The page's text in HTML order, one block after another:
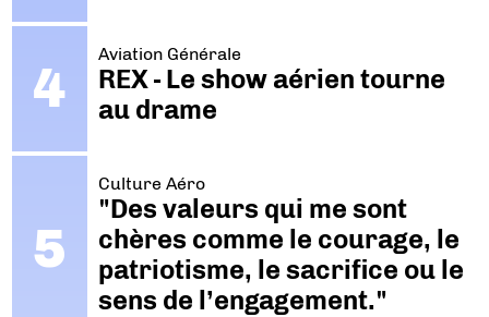
Aviation Générale
REX - Le show aérien tourne
au drame
Culture Aéro
"Des valeurs qui me sont
chères comme le courage, le
patriotisme, le sacrifice ou le
sens de l’engagement."